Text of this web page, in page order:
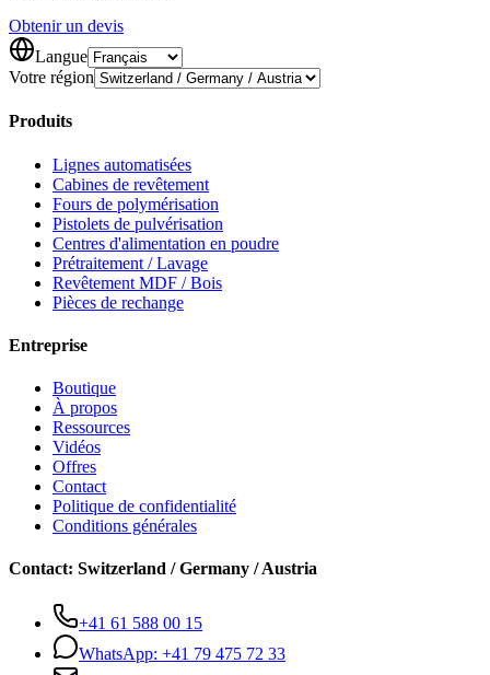
Obtenir un devis
Langue
Votre région
Produits
Lignes automatisées
Cabines de revêtement
Fours de polymérisation
Pistolets de pulvérisation
Centres d'alimentation en poudre
Prétraitement / Lavage
Revêtement MDF / Bois
Pièces de rechange
Entreprise
Boutique
À propos
Ressources
Vidéos
Offres
Contact
Politique de confidentialité
Conditions générales
Contact: Switzerland / Germany / Austria
+41 61 588 00 15
WhatsApp: +41 79 475 72 33